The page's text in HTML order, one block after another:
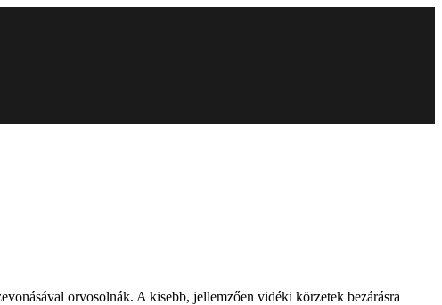
orvosolnák. A kisebb, jellemzően vidéki körzetek bezárásra